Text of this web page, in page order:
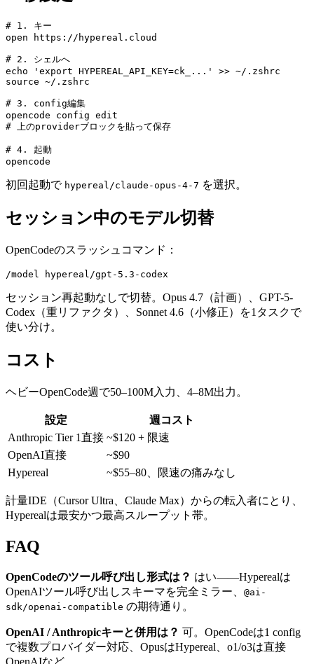
# 1. キー
open https://hypereal.cloud
# 2. シェルへ
echo 'export HYPEREAL_API_KEY=ck_...' >> ~/.zshrc
source ~/.zshrc
# 3. config編集
opencode config edit
# 上のproviderブロックを貼って保存
# 4. 起動
初回起動で hypereal/claude-opus-4-7 を選択。
セッション中のモデル切替
OpenCodeのスラッシュコマンド：
セッション再起動なしで切替。Opus 4.7（計画）、GPT-5-
Codex（重リファクタ）、Sonnet 4.6（小修正）を1タスクで
使い分け。
コスト
ヘビーOpenCode週で50–100M入力、4–8M出力。
設定
週コスト
Anthropic Tier 1直接 ~$120 + 限速
OpenAI直接
~$90
Hypereal
~$55–80、限速の痛みなし
計量IDE（Cursor Ultra、Claude Max）からの転入者にとり、
Hyperealは最安かつ最高スループット帯。
FAQ
OpenCodeのツール呼び出し形式は？ はい——Hyperealは
OpenAIツール呼び出しスキーマを完全ミラー、 @ai-
sdk/openai-compatible の期待通り。
OpenAI / Anthropicキーと併用は？ 可。OpenCodeは1 config
で複数プロバイダー対応、OpusはHypereal、o1/o3は直接
OpenAIなど。